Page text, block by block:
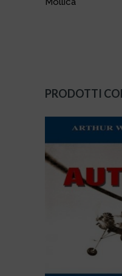
PRODOTTI